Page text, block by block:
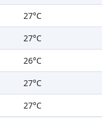
27°C
27°C
26°C
27°C
27°C